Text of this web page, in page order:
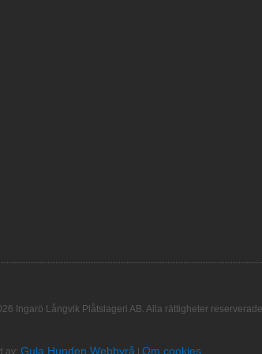
Ingarö Långvik Plåtslageri AB. Alla rättigheter reserverade
av: Gula Hunden Webbyrå Om cookies